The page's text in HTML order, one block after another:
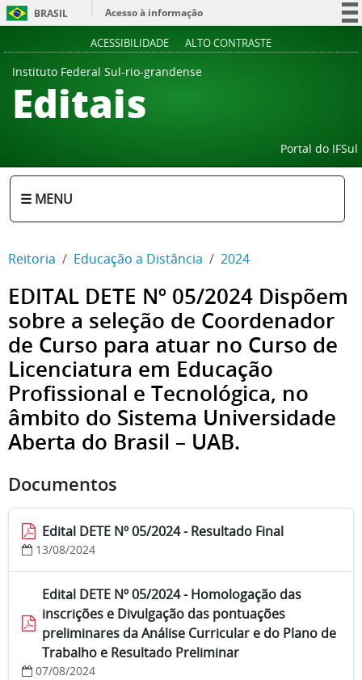
BRASIL
Acesso à informação
ACESSIBILIDADE ALTO CONTRASTE
Instituto Federal Sul-rio-grandense
Editais
Portal do IFSul
☰ MENU
Reitoria Educação a Distância 2024
EDITAL DETE Nº 05/2024 Dispõem
sobre a seleção de Coordenador
de Curso para atuar no Curso de
Licenciatura em Educação
Profissional e Tecnológica, no
âmbito do Sistema Universidade
Aberta do Brasil – UAB.
Documentos
Edital DETE Nº 05/2024 - Resultado Final
13/08/2024
Edital DETE Nº 05/2024 - Homologação das
inscrições e Divulgação das pontuações
preliminares da Análise Curricular e do Plano de
Trabalho e Resultado Preliminar
07/08/2024